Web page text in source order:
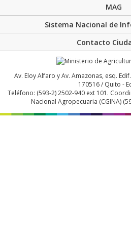
MAG
Sistema Nacional de
Contacto
Av. Eloy Alfaro y Av. Amazonas, esq.
170516 / Quito -
Teléfono: (593-2) 2502-940 ext 101.
Nacional Agropecuaria (CGINA)